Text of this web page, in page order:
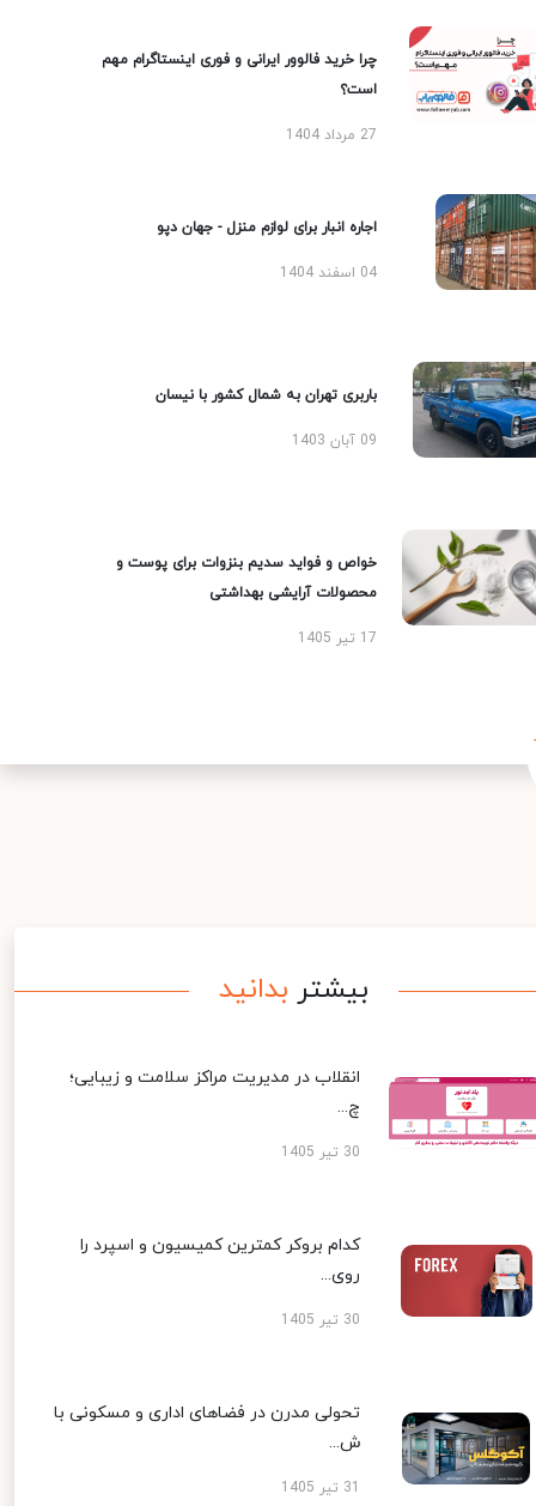
چرا خرید فالوور ایرانی و فوری اینستاگرام مهم
است؟
27 مرداد 1404
اجاره انبار برای لوازم منزل - جهان دپو
04 اسفند 1404
باربری تهران به شمال کشور با نیسان
09 آبان 1403
خواص و فواید سدیم بنزوات برای پوست و
محصولات آرایشی بهداشتی
17 تیر 1405
بیشتر بدانید
انقلاب در مدیریت مراکز سلامت و زیبایی؛
چ...
30 تیر 1405
کدام بروکر کمترین کمیسیون و اسپرد را
روی...
30 تیر 1405
تحولی مدرن در فضاهای اداری و مسکونی با
ش...